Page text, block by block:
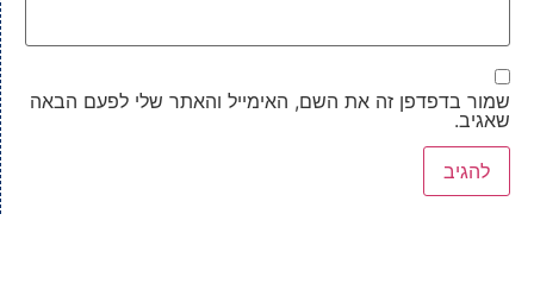
שמור בדפדפן זה את השם, האימייל והאתר שלי לפעם הבאה
שאגיב.